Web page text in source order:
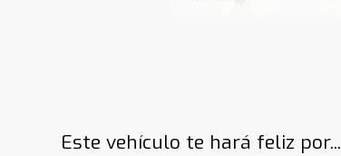
Este vehículo te hará feliz por...